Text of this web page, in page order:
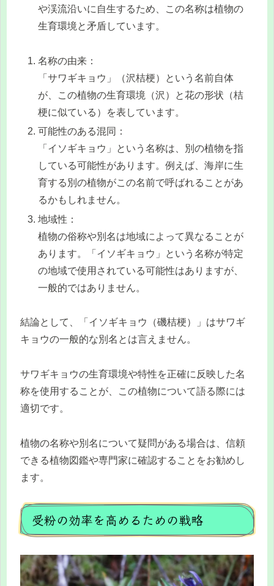
や渓流沿いに自生するため、この名称は植物の
生育環境と矛盾しています。
名称の由来：
「サワギキョウ」（沢桔梗）という名前自体
が、この植物の生育環境（沢）と花の形状（桔
梗に似ている）を表しています。
可能性のある混同：
「イソギキョウ」という名称は、別の植物を指
している可能性があります。例えば、海岸に生
育する別の植物がこの名前で呼ばれることがあ
るかもしれません。
地域性：
植物の俗称や別名は地域によって異なることが
あります。「イソギキョウ」という名称が特定
の地域で使用されている可能性はありますが、
一般的ではありません。
結論として、「イソギキョウ（磯桔梗）」はサワギ
キョウの一般的な別名とは言えません。
サワギキョウの生育環境や特性を正確に反映した名
称を使用することが、この植物について語る際には
適切です。
植物の名称や別名について疑問がある場合は、信頼
できる植物図鑑や専門家に確認することをお勧めし
ます。
受粉の効率を高めるための戦略